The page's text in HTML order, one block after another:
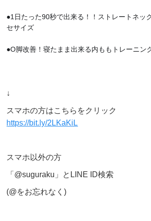
●1日たった90秒で出来る！！ストレートネッ
セサイズ
●O脚改善！寝たまま出来る内ももトレーニン
↓
スマホの方はこちらをクリック
https://bit.ly/2LKaKiL
スマホ以外の方
「@suguraku」とLINE ID検索
(@をお忘れなく)